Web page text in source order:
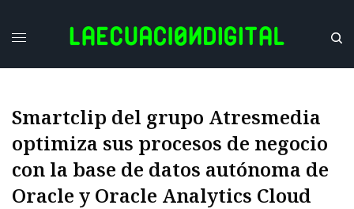
Smartclip del grupo Atresmedia
optimiza sus procesos de negocio
con la base de datos autónoma de
Oracle y Oracle Analytics Cloud